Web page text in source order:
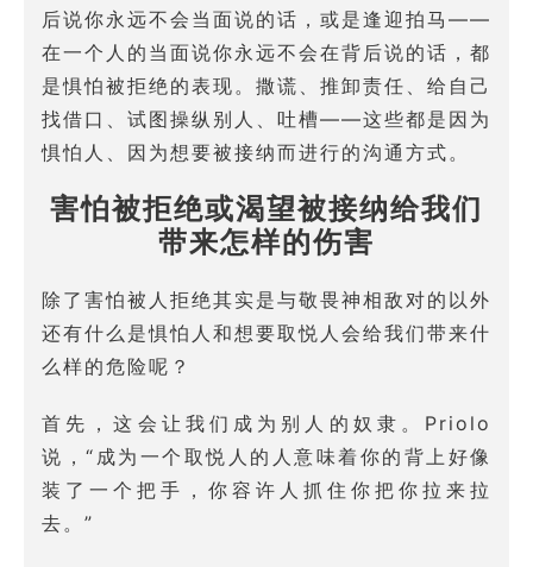
后说你永远不会当面说的话，或是逢迎拍马——
在一个人的当面说你永远不会在背后说的话，都
是惧怕被拒绝的表现。撒谎、推卸责任、给自己
找借口、试图操纵别人、吐槽——这些都是因为
惧怕人、因为想要被接纳而进行的沟通方式。
害怕被拒绝或渴望被接纳给我们
带来怎样的伤害
除了害怕被人拒绝其实是与敬畏神相敌对的以外
还有什么是惧怕人和想要取悦人会给我们带来什
么样的危险呢？
首先，这会让我们成为别人的奴隶。Priolo
说，“成为一个取悦人的人意味着你的背上好像
装了一个把手，你容许人抓住你把你拉来拉
去。”